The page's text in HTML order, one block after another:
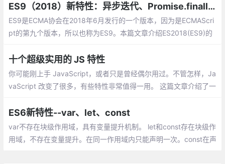
一。
ES9（2018）新特性：异步迭代、Promise.finally、Rest/Spread等
ES9是ECMA协会在2018年6月发行的一个版本，因为是ECMAScri
pt的第九个版本，所以也称为ES9。本篇文章介绍ES2018(ES9)的
十个超级实用的 JS 特性
你可能刚上手 JavaScript，或者只是曾经偶尔用过。不管怎样，Ja
vaScript 改变了很多，有些特性非常值得一用。 这篇文章介绍了一
少会用到这些特性
ES6新特性--var、let、const
var不存在块级作用域，具有变量提升机制。 let和const存在块级作
用域，不存在变量提升。在同一作用域内只能声明一次。const在声